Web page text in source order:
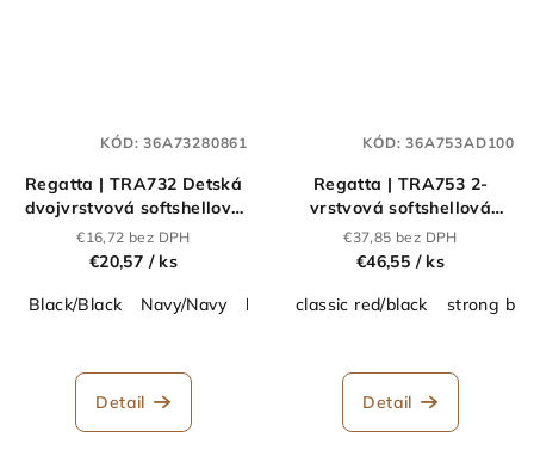
Regatta | TRA732 Detská
dvojvrstvová softshellová
bunda "Ablaze"_36.A732
€16,72 bez DPH
€20,57 / ks
Black/Black
Navy/Navy black/classic red classic red/black
Detail
KÓD:36A73280861
Regatta | TRA753 2-
vrstvová softshellová
bunda "E-volve"_36.A753
€37,85 bez DPH
€46,55 / ks
classic red/black
strong
Detail
KÓD:36A753AD100